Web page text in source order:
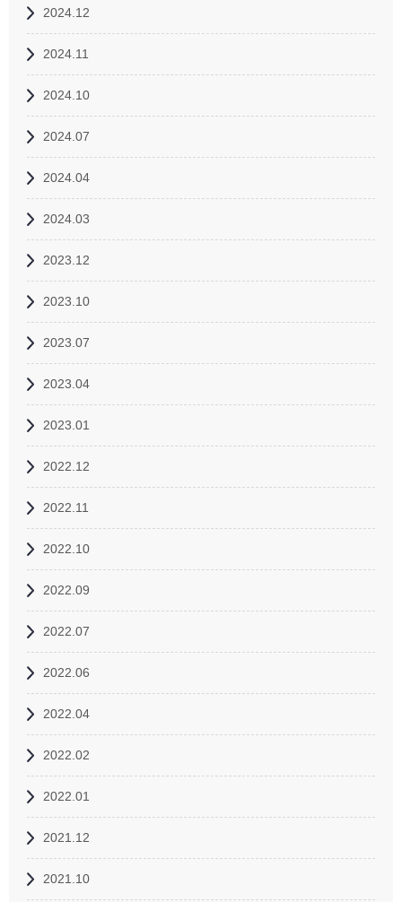
2024.12
2024.11
2024.10
2024.07
2024.04
2024.03
2023.12
2023.10
2023.07
2023.04
2023.01
2022.12
2022.11
2022.10
2022.09
2022.07
2022.06
2022.04
2022.02
2022.01
2021.12
2021.10